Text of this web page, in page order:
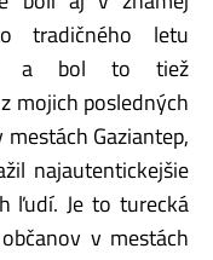
tradičného letu
a bol to tiež
mojich posledných
Gaziantep,
najautentickejšie
ľudí. Je to turecká
v mestách